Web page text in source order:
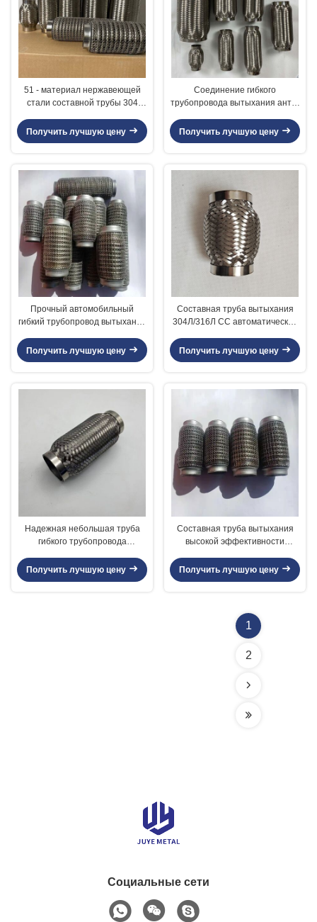
51 - материал нержавеющей
стали составной трубы 304
356мм автоматический
Получить лучшую цену
Соединение гибкого
трубопровода вытыхания анти-
автоматическая выхлопная
труба 321 309С
Получить лучшую цену
Прочный автомобильный
гибкий трубопровод вытыхания
нержавеющей сталью оплетки
Получить лучшую цену
Составная труба вытыхания
304Л/316Л СС автоматическая
внутренний
Получить лучшую цену
Надежная небольшая труба
гибкого трубопровода
выхлопная труба автомобиля
Получить лучшую цену
Составная труба вытыхания
высокой эффективности
356мм общая
Получить лучшую цену
1
2
Социальные сети